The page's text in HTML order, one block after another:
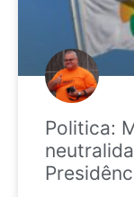
Politica: